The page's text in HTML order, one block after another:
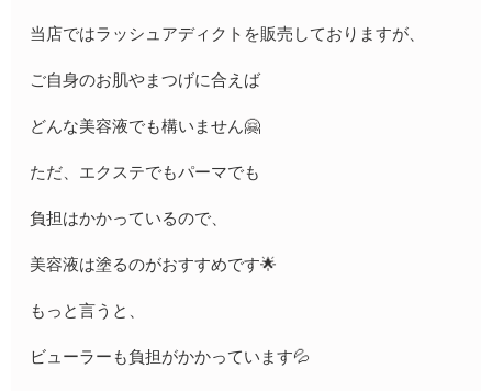
当店ではラッシュアディクトを販売しておりますが、
ご自身のお肌やまつげに合えば
どんな美容液でも構いません🤗
ただ、エクステでもパーマでも
負担はかかっているので、
美容液は塗るのがおすすめです🌟
もっと言うと、
ビューラーも負担がかかっています💦